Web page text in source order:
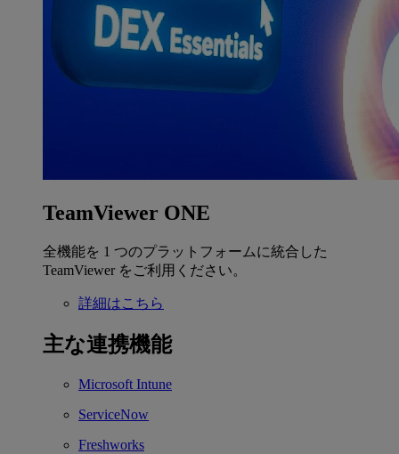
TeamViewer ONE
全機能を 1 つのプラットフォームに統合した
TeamViewer をご利用ください。
詳細はこちら
主な連携機能
Microsoft Intune
ServiceNow
Freshworks